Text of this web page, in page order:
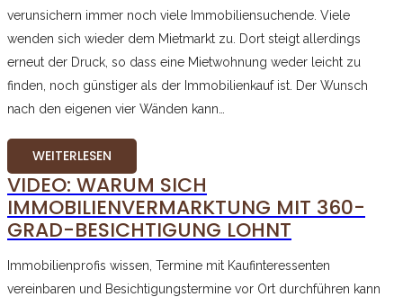
verunsichern immer noch viele Immobiliensuchende. Viele
wenden sich wieder dem Mietmarkt zu. Dort steigt allerdings
erneut der Druck, so dass eine Mietwohnung weder leicht zu
finden, noch günstiger als der Immobilienkauf ist. Der Wunsch
nach den eigenen vier Wänden kann…
WEITERLESEN
VIDEO: WARUM SICH
IMMOBILIENVERMARKTUNG MIT 360-
GRAD-BESICHTIGUNG LOHNT
Immobilienprofis wissen, Termine mit Kaufinteressenten
vereinbaren und Besichtigungstermine vor Ort durchführen kann